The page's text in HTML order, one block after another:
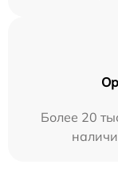
Более 20